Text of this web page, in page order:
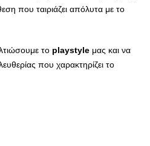
που ταιριάζει απόλυτα με το
το playstyle μας και να
που χαρακτηρίζει το